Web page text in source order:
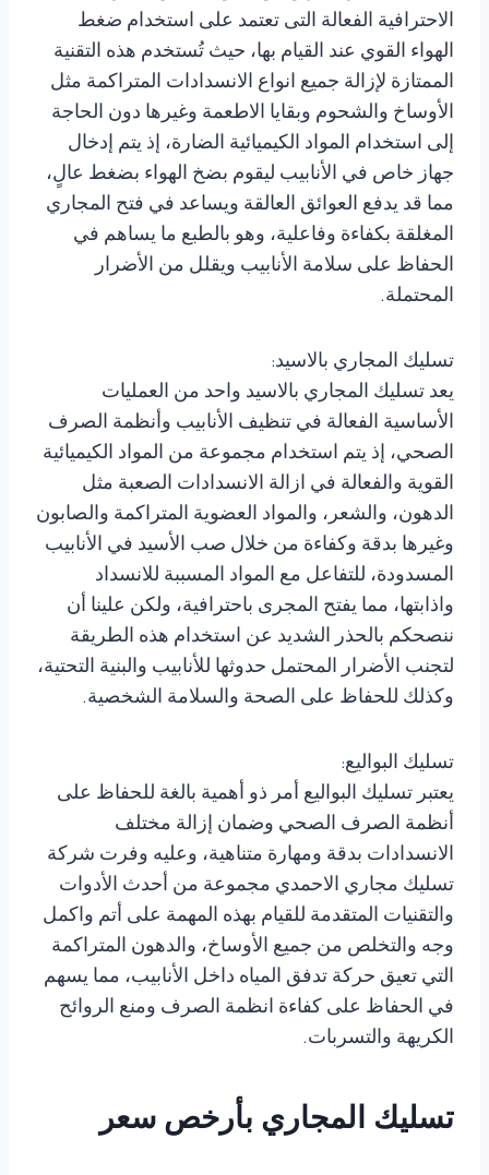
الاحترافية الفعالة التى تعتمد على استخدام ضغط
الهواء القوي عند القيام بها، حيث تُستخدم هذه التقنية
الممتازة لإزالة جميع انواع الانسدادات المتراكمة مثل
الأوساخ والشحوم وبقايا الاطعمة وغيرها دون الحاجة
إلى استخدام المواد الكيميائية الضارة، إذ يتم إدخال
جهاز خاص في الأنابيب ليقوم بضخ الهواء بضغط عالٍ،
مما قد يدفع العوائق العالقة ويساعد في فتح المجاري
المغلقة بكفاءة وفاعلية، وهو بالطبع ما يساهم في
الحفاظ على سلامة الأنابيب ويقلل من الأضرار
المحتملة.
تسليك المجاري بالاسيد:
يعد تسليك المجاري بالاسيد واحد من العمليات
الأساسية الفعالة في تنظيف الأنابيب وأنظمة الصرف
الصحي، إذ يتم استخدام مجموعة من المواد الكيميائية
القوية والفعالة في ازالة الانسدادات الصعبة مثل
الدهون، والشعر، والمواد العضوية المتراكمة والصابون
وغيرها بدقة وكفاءة من خلال صب الأسيد في الأنابيب
المسدودة، للتفاعل مع المواد المسببة للانسداد
واذابتها، مما يفتح المجرى باحترافية، ولكن علينا أن
ننصحكم بالحذر الشديد عن استخدام هذه الطريقة
لتجنب الأضرار المحتمل حدوثها للأنابيب والبنية التحتية،
وكذلك للحفاظ على الصحة والسلامة الشخصية.
تسليك البواليع:
يعتبر تسليك البواليع أمر ذو أهمية بالغة للحفاظ على
أنظمة الصرف الصحي وضمان إزالة مختلف
الانسدادات بدقة ومهارة متناهية، وعليه وفرت شركة
تسليك مجاري الاحمدي مجموعة من أحدث الأدوات
والتقنيات المتقدمة للقيام بهذه المهمة على أتم واكمل
وجه والتخلص من جميع الأوساخ، والدهون المتراكمة
التي تعيق حركة تدفق المياه داخل الأنابيب، مما يسهم
في الحفاظ على كفاءة انظمة الصرف ومنع الروائح
الكريهة والتسربات.
تسليك المجاري بأرخص سعر